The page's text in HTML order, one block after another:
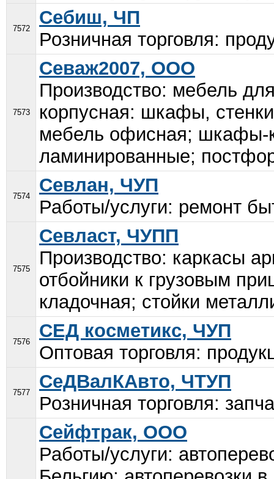
7572
Себиш, ЧП
Розничная торговля:
7573
Севаж2007, ООО
Производство: мебель
корпусная: шкафы,
мебель офисная; шкафы-
ламинированные;
7574
Севлан, ЧУП
Работы/услуги: ремонт
7575
Севласт, ЧУПП
Производство: каркасы
отбойники к грузовым
кладочная; стойки
7576
СЕД косметикс, ЧУП
Оптовая торговля:
7577
СеДВалКАвто, ЧТУП
Розничная торговля:
Сейфтрак, ООО
Работы/услуги: